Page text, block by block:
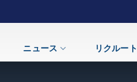
ニュース リクルート